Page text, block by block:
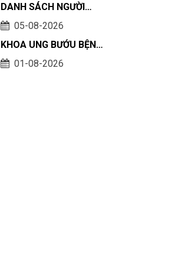
BỆNH TẠI CƠ SỞ TÍNH
TỚI THÁNG 07/2026
DANH SÁCH NGƯỜI
THỰC HÀNH KHÁM
TÍNH TỚI THÁNG
07/2026
05-08-2026
KHOA UNG BƯỚU BỆNH
VIỆN ĐA KHOA TTH
01-08-2026